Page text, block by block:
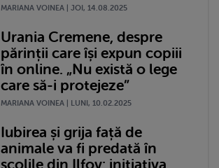
MARIANA VOINEA | JOI, 14.08.2025
Urania Cremene, despre
părinții care își expun copiii
în online. „Nu există o lege
care să-i protejeze”
MARIANA VOINEA | LUNI, 10.02.2025
Iubirea și grija față de
animale va fi predată în
școlile din Ilfov: inițiativa